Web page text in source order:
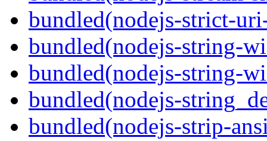
bundled(nodejs-strict-
bundled(nodejs-string-
bundled(nodejs-string-
bundled(nodejs-
bundled(nodejs-strip-